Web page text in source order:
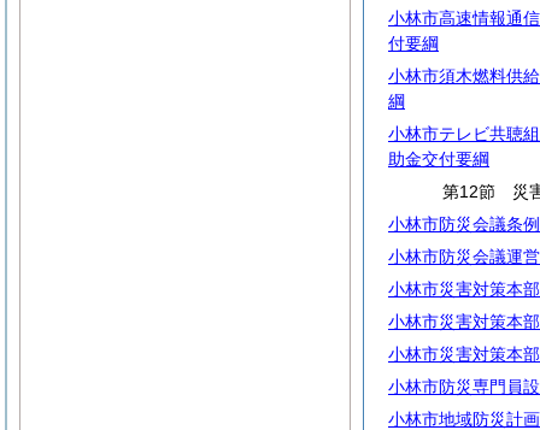
小林市高速情報通
付要綱
小林市須木燃料供
綱
小林市テレビ共聴
助金交付要綱
第12節 災
小林市防災会議条例
小林市防災会議運
小林市災害対策本
小林市災害対策本
小林市災害対策本
小林市防災専門員
小林市地域防災計